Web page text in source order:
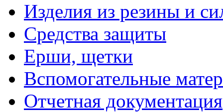
Изделия из резины и
Средства защиты
Ерши, щетки
Вспомогательные
Отчетная документация